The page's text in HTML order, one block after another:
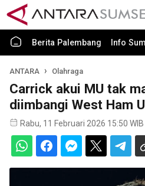
Berita Palembang Info
ANTARA Olahraga
Carrick akui MU tak
diimbangi West Ham
Rabu, 11 Februari 2026 15:50 WIB